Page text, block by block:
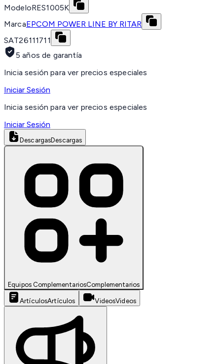
ModeloRES1005K
MarcaEPCOM POWER LINE BY RITAR
SAT26111711
5 años de garantía
Inicia sesión para ver precios especiales
Iniciar Sesión
Inicia sesión para ver precios especiales
Iniciar Sesión
DescargasDescargas
Equipos ComplementariosComplementarios
ArtículosArtículos VideosVideos